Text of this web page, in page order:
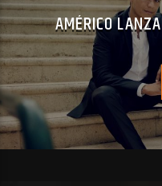
AMÉRICO